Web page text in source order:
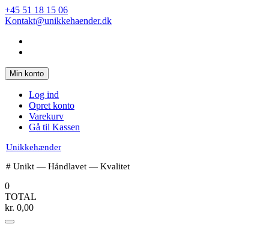
Spring
til
+45 51 18 15 06
Kontakt@unikkehaender.dk
Min konto
Log ind
Opret konto
Varekurv
Gå til Kassen
Unikkehænder
# Unikt — Håndlavet — Kvalitet
0
TOTAL
kr. 0,00